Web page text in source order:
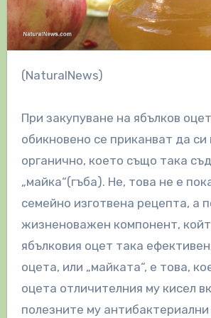
(NaturalNews)
При закупуване на ябълков
обикновено се приканват да
органично, което също така
„майка“(гъба). Не, това не е
семейно изготвена рецепта, а
жизненоважен компонент,
ябълковия оцет така
оцета, или „майката“, е това,
оцета отличителния му кисел
полезните му антибактериални